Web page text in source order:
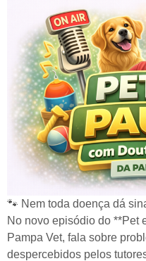
🐾 Nem toda doença dá
No novo episódio do **Pet
Pampa Vet, fala sobre
despercebidos pelos